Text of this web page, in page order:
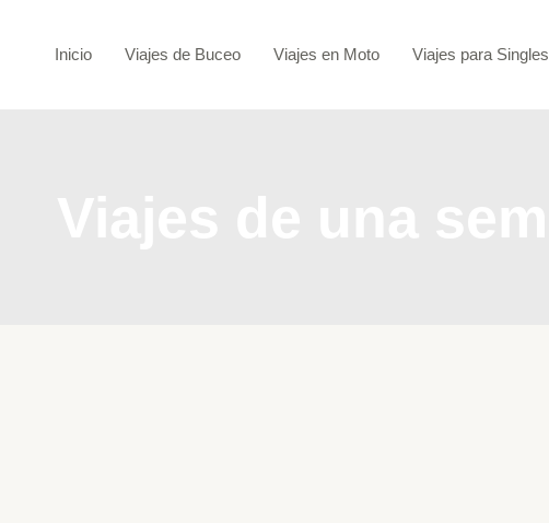
Inicio Viajes de Buceo Viajes en Moto Viajes para Singles